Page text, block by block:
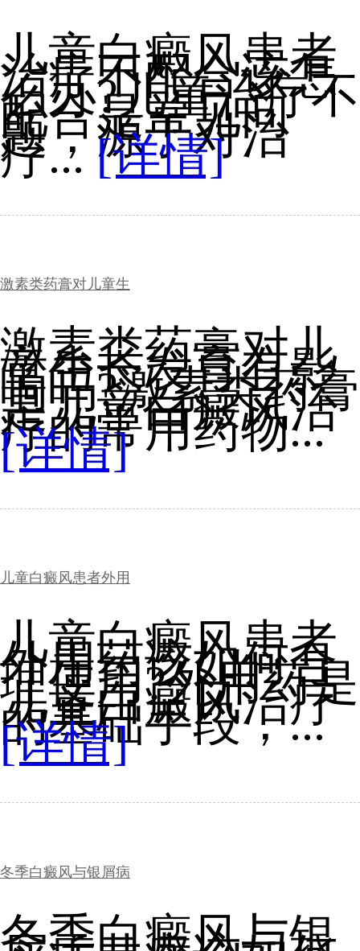
儿童白癜风患者
治疗不配合该怎
么办?儿童治疗不
配合是常见问
题，源于对治
疗...[详情]
激素类药膏对儿童生
激素类药膏对儿
童生长发育有影
响吗?激素类药膏
是儿童白癜风治
疗的常用药物...
[详情]
儿童白癜风患者外用
儿童白癜风患者
外用药该如何合
理使用?外用药是
儿童白癜风治疗
的基础手段，...
[详情]
冬季白癜风与银屑病
冬季白癜风与银